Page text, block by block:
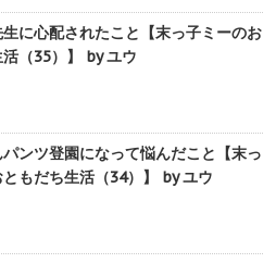
に心配されたこと【末っ子ミーのお
（35）】 by ユウ
ンツ登園になって悩んだこと【末っ
もだち生活（34）】 by ユウ